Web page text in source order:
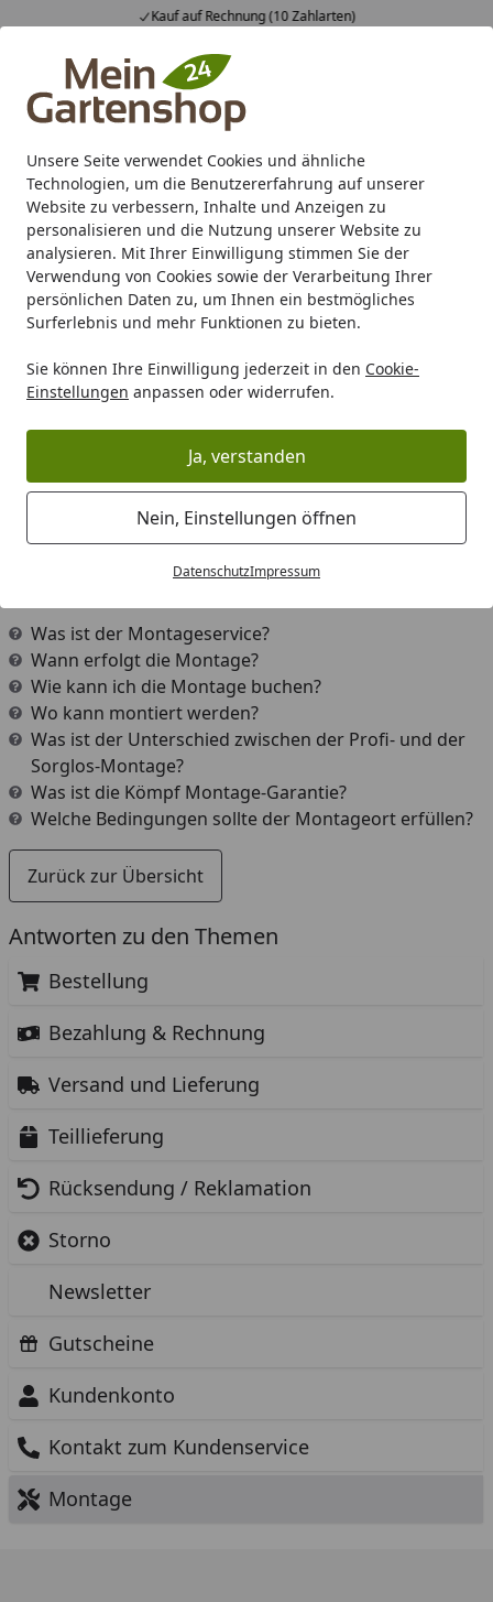
Unsere Seite verwendet Cookies und ähnliche
Technologien, um die Benutzererfahrung auf unserer
Website zu verbessern, Inhalte und Anzeigen zu
personalisieren und die Nutzung unserer Website zu
analysieren. Mit Ihrer Einwilligung stimmen Sie der
Verwendung von Cookies sowie der Verarbeitung Ihrer
persönlichen Daten zu, um Ihnen ein bestmögliches
Surferlebnis und mehr Funktionen zu bieten.
Sie können Ihre Einwilligung jederzeit in den Cookie-
Einstellungen anpassen oder widerrufen.
Ja, verstanden
Nein, Einstellungen öffnen
DatenschutzImpressum
Kauf auf Rechnung (10 Zahlarten)
Alle Produkte
Mein Konto
Suchen
Startseite
Warum ein Fundament?
Antworten zu den Themen
Bestellung
Bezahlung & Rechnung
Versand und Lieferung
Teillieferung
Rücksendung / Reklamation
Storno
Newsletter
Gutscheine
Kundenkonto
Kontakt zum Kundenservice
Montage
Wofür wird ein Fundament
benötigt?
Ein Fundament wird benötigt, damit Ihr Garten- oder
Gerätehaus sicher und dauerhaft steht. Somit ist auch
gewährleistet, dass es sich später nicht senkt und sich
dadurch das Holz unnötig verzieht.
Auf unserenRatgeberseiten(Tipps & Tricks) finden Sie
die unterschiedlichen Fundament-Arten und wie man
diese erstellt.
Weitere Fragen aus dem Bereich
Was ist der Montageservice?
Wann erfolgt die Montage?
Wie kann ich die Montage buchen?
Wo kann montiert werden?
Was ist der Unterschied zwischen der Profi- und der
Sorglos-Montage?
Was ist die Kömpf Montage-Garantie?
Welche Bedingungen sollte der Montageort erfüllen?
Zurück zur Übersicht